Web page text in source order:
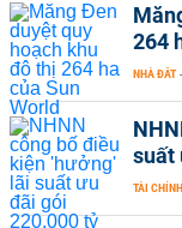
264
NHÀ ĐẤT -
suất
TÀI CHÍNH